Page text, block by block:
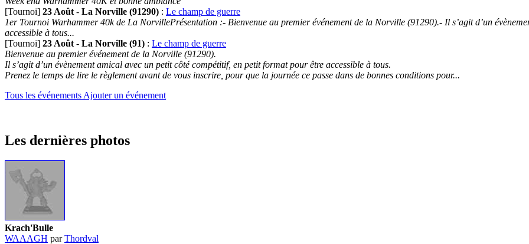
[Tournoi] 23 Août - La Norville (91290) : Le champ de guerre
1er Tournoi Warhammer 40k de La NorvillePrésentation :- Bienvenue au premier événement de la Norville (91290).- Il s’agit d’un
accessible à tous...
[Tournoi] 23 Août - La Norville (91) : Le champ de guerre
Bienvenue au premier événement de la Norville (91290).
Il s’agit d’un évènement amical avec un petit côté compétitif, en petit format pour être accessible à tous.
Prenez le temps de lire le règlement avant de vous inscrire, pour que la journée ce passe dans de bonnes conditions pour...
Tous les événements Ajouter un événement
Les dernières photos
Krach'Bulle
WAAAGH parThordval